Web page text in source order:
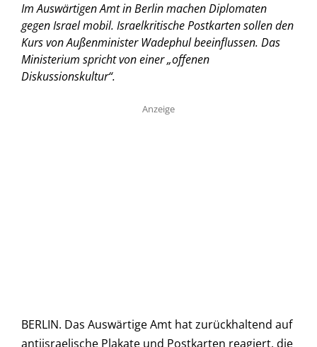
Im Auswärtigen Amt in Berlin machen Diplomaten
gegen Israel mobil. Israelkritische Postkarten sollen den
Kurs von Außenminister Wadephul beeinflussen. Das
Ministerium spricht von einer „offenen
Diskussionskultur“.
Anzeige
BERLIN. Das Auswärtige Amt hat zurückhaltend auf
antiisraelische Plakate und Postkarten reagiert, die